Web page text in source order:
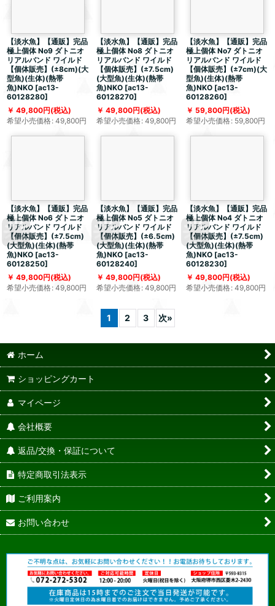
【淡水魚】【通販】完品
極上個体 No9 ダトニオ
リアルバンド ワイルド
【個体販売】(±8cm)(大
型魚)(生体)(熱帯
魚)NKO [ac13-
60128280]
49,800円(税込)
希望小売価格: 49,800円
【淡水魚】【通販】完品
極上個体 No8 ダトニオ
リアルバンド ワイルド
【個体販売】(±7.5cm)
(大型魚)(生体)(熱帯
魚)NKO [ac13-
60128270]
49,800円(税込)
希望小売価格: 49,800円
【淡水魚】【通販】完品
極上個体 No7 ダトニオ
リアルバンド ワイルド
【個体販売】(±7cm)(大
型魚)(生体)(熱帯
魚)NKO [ac13-
60128260]
59,800円(税込)
希望小売価格: 59,800円
【淡水魚】【通販】完品
極上個体 No6 ダトニオ
リアルバンド ワイルド
【個体販売】(±7.5cm)
(大型魚)(生体)(熱帯
魚)NKO [ac13-
60128250]
49,800円(税込)
希望小売価格: 49,800円
【淡水魚】【通販】完品
極上個体 No5 ダトニオ
リアルバンド ワイルド
【個体販売】(±6.5cm)
(大型魚)(生体)(熱帯
魚)NKO [ac13-
60128240]
49,800円(税込)
希望小売価格: 49,800円
【淡水魚】【通販】完品
極上個体 No4 ダトニオ
リアルバンド ワイルド
【個体販売】(±7.5cm)
(大型魚)(生体)(熱帯
魚)NKO [ac13-
60128230]
49,800円(税込)
希望小売価格: 49,800円
1 2 3 次»
ホーム
ショッピングカート
マイページ
会社概要
返品/交換・保証について
特定商取引法表示
ご利用案内
お問い合わせ